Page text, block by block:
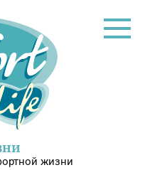
жизни